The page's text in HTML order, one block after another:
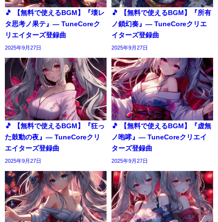
🎵 【無料で使えるBGM】『壊レ
タ思考ノ果テ』― TuneCoreク
リエイターズ登録曲
2025年9月27日
🎵 【無料で使えるBGM】『所有
ノ鎖幻奏』― TuneCoreクリエ
イターズ登録曲
2025年9月27日
🎵 【無料で使えるBGM】『狂っ
た鼓動の夜』― TuneCoreクリ
エイターズ登録曲
2025年9月27日
🎵 【無料で使えるBGM】『虚無
ノ咆哮』― TuneCoreクリエイ
ターズ登録曲
2025年9月27日